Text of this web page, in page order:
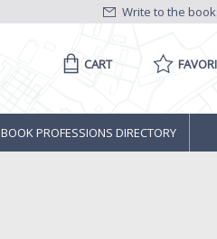
Write to the
CART
BOOK PROFESSIONS DIRECTORY